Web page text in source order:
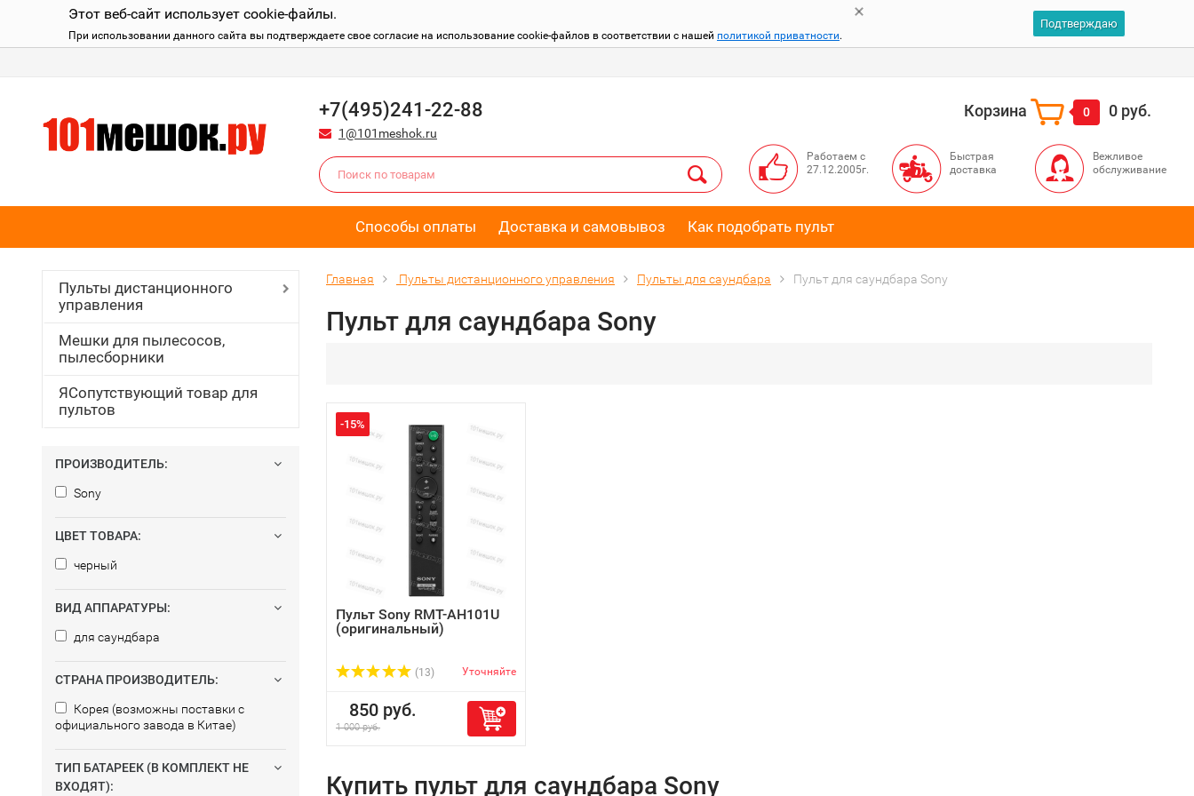
Этот веб-сайт использует cookie-файлы.
При использовании данного сайта вы подтверждаете свое согласие на использование cookie-файлов в соответствии с нашей политикой приватности.
Подтверждаю
+7(495)241-22-88
1@101meshok.ru
Корзина 0 0 руб.
Работаем с
27.12.2005г.
Быстрая
доставка
Вежливое
обслуживание
Способы оплаты Доставка и самовывоз Как подобрать пульт
Пульты дистанционного
управления
Мешки для пылесосов,
пылесборники
ЯСопутствующий товар для
пультов
ПРОИЗВОДИТЕЛЬ:
Sony
ЦВЕТ ТОВАРА:
черный
ВИД АППАРАТУРЫ:
для саундбара
СТРАНА ПРОИЗВОДИТЕЛЬ:
Корея (возможны поставки с
официального завода в Китае)
ТИП БАТАРЕЕК (В КОМПЛЕКТ НЕ
ВХОДЯТ):
Главная Пульты дистанционного управления Пульты для саундбара Пульт для саундбара Sony
Пульт для саундбара Sony
-15%
Пульт Sony RMT-AH101U
(оригинальный)
(13) Уточняйте
850 руб.
1 000 руб.
Купить пульт для саундбара Sony